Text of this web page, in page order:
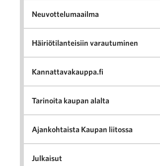
Neuvottelumaailma
Häiriötilanteisiin varautuminen
Kannattavakauppa.fi
Tarinoita kaupan alalta
Ajankohtaista Kaupan liitossa
Julkaisut